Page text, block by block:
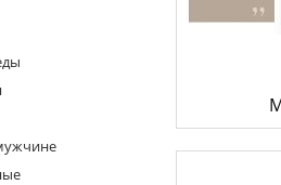
путешествиях
книги